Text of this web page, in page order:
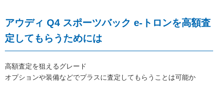
アウディ Q4 スポーツバック e-トロンを高額査
定してもらうためには
高額査定を狙えるグレード
オプションや装備などでプラスに査定してもらうことは可能か